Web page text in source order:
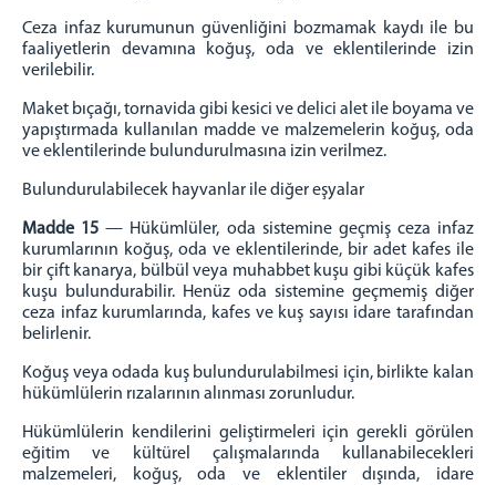
Ceza infaz kurumunun güvenliğini bozmamak kaydı ile bu
faaliyetlerin devamına koğuş, oda ve eklentilerinde izin
verilebilir.
Maket bıçağı, tornavida gibi kesici ve delici alet ile boyama ve
yapıştırmada kullanılan madde ve malzemelerin koğuş, oda
ve eklentilerinde bulundurulmasına izin verilmez.
Bulundurulabilecek hayvanlar ile diğer eşyalar
Madde 15 — Hükümlüler, oda sistemine geçmiş ceza infaz
kurumlarının koğuş, oda ve eklentilerinde, bir adet kafes ile
bir çift kanarya, bülbül veya muhabbet kuşu gibi küçük kafes
kuşu bulundurabilir. Henüz oda sistemine geçmemiş diğer
ceza infaz kurumlarında, kafes ve kuş sayısı idare tarafından
belirlenir.
Koğuş veya odada kuş bulundurulabilmesi için, birlikte kalan
hükümlülerin rızalarının alınması zorunludur.
Hükümlülerin kendilerini geliştirmeleri için gerekli görülen
eğitim ve kültürel çalışmalarında kullanabilecekleri
malzemeleri, koğuş, oda ve eklentiler dışında, idare